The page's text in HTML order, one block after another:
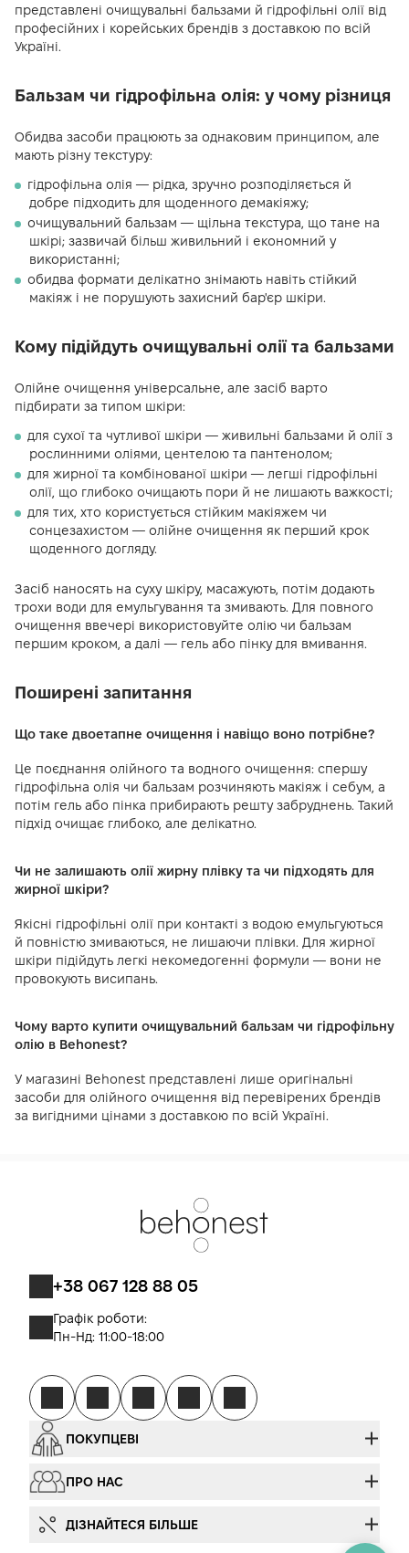
представлені очищувальні бальзами й гідрофільні олії від
професійних і корейських брендів з доставкою по всій
Україні.
Бальзам чи гідрофільна олія: у чому різниця
Обидва засоби працюють за однаковим принципом, але
мають різну текстуру:
гідрофільна олія — рідка, зручно розподіляється й
добре підходить для щоденного демакіяжу;
очищувальний бальзам — щільна текстура, що тане на
шкірі; зазвичай більш живильний і економний у
використанні;
обидва формати делікатно знімають навіть стійкий
макіяж і не порушують захисний бар'єр шкіри.
Кому підійдуть очищувальні олії та бальзами
Олійне очищення універсальне, але засіб варто
підбирати за типом шкіри:
для сухої та чутливої шкіри — живильні бальзами й олії з
рослинними оліями, центелою та пантенолом;
для жирної та комбінованої шкіри — легші гідрофільні
олії, що глибоко очищають пори й не лишають важкості;
для тих, хто користується стійким макіяжем чи
сонцезахистом — олійне очищення як перший крок
щоденного догляду.
Засіб наносять на суху шкіру, масажують, потім додають
трохи води для емульгування та змивають. Для повного
очищення ввечері використовуйте олію чи бальзам
першим кроком, а далі — гель або пінку для вмивання.
Поширені запитання
Що таке двоетапне очищення і навіщо воно потрібне?
Це поєднання олійного та водного очищення: спершу
гідрофільна олія чи бальзам розчиняють макіяж і себум, а
потім гель або пінка прибирають решту забруднень. Такий
підхід очищає глибоко, але делікатно.
Чи не залишають олії жирну плівку та чи підходять для
жирної шкіри?
Якісні гідрофільні олії при контакті з водою емульгуються
й повністю змиваються, не лишаючи плівки. Для жирної
шкіри підійдуть легкі некомедогенні формули — вони не
провокують висипань.
Чому варто купити очищувальний бальзам чи гідрофільну
олію в Behonest?
У магазині Behonest представлені лише оригінальні
засоби для олійного очищення від перевірених брендів
за вигідними цінами з доставкою по всій Україні.
+38 067 128 88 05
Графік роботи:
Пн-Нд: 11:00-18:00
ПОКУПЦЕВІ
ПРО НАС
ДІЗНАЙТЕСЯ БІЛЬШЕ